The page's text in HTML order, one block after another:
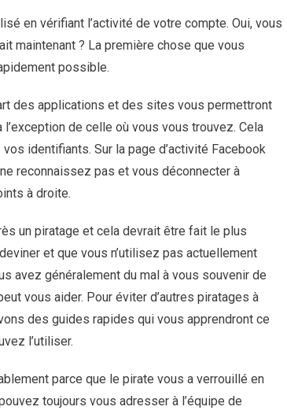
en vérifiant l’activité de votre compte. Oui, vous
maintenant ? La première chose que vous
possible.
des applications et des sites vous permettront
de celle où vous vous trouvez. Cela
identifiants. Sur la page d’activité Facebook
reconnaissez pas et vous déconnecter à
à droite.
un piratage et cela devrait être fait le plus
et que vous n’utilisez pas actuellement
avez généralement du mal à vous souvenir de
vous aider. Pour éviter d’autres piratages à
des guides rapides qui vous apprendront ce
l’utiliser.
parce que le pirate vous a verrouillé en
toujours vous adresser à l’équipe de